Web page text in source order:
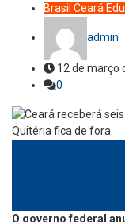
Brasil Ceará
admin
12 de março
0
O governo federal